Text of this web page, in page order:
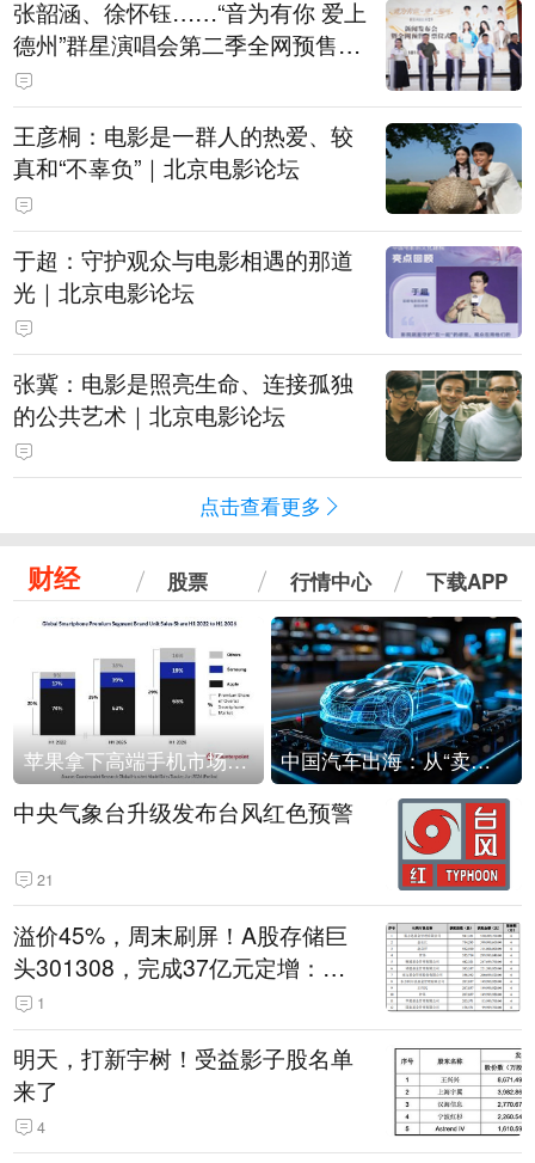
张韶涵、徐怀钰……“音为有你 爱上
德州”群星演唱会第二季全网预售开
票
王彦桐：电影是一群人的热爱、较
真和“不辜负”｜北京电影论坛
于超：守护观众与电影相遇的那道
光｜北京电影论坛
张冀：电影是照亮生命、连接孤独
的公共艺术｜北京电影论坛
点击查看更多
财经 股票 行情中心 下载APP
苹果拿下高端手机市场65%的份额：iPhone 17系列功不可没 中国汽车出海：从“卖出去”到“走进去”
中央气象台升级发布台风红色预警
21
溢价45%，周末刷屏！A股存储巨
头301308，完成37亿元定增：现
价386.6元，定增价560元
1
明天，打新宇树！受益影子股名单
来了
4